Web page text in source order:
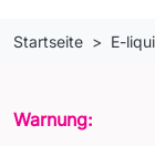
Startseite E-
Warnung: